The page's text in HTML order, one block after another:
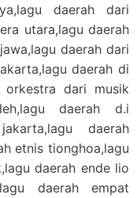
daerah dari
utara,lagu daerah
daerah dari
daerah di
dari musik
daerah d.i
daerah
etnis tionghoa,lagu
daerah ende lio
daerah empat